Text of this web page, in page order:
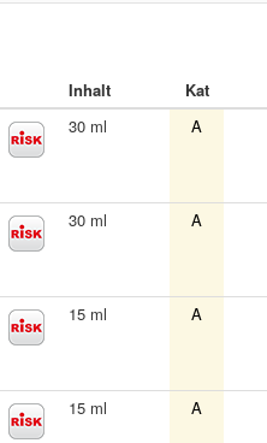
Inhalt Kat
30 ml A
30 ml A
15 ml A
15 ml A